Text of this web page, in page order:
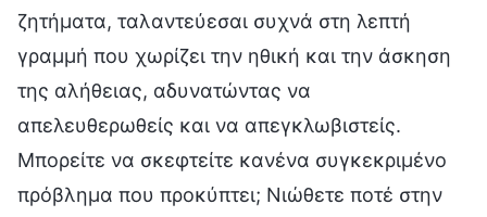
ζητήματα, ταλαντεύεσαι συχνά στη λεπτή
γραμμή που χωρίζει την ηθική και την άσκηση
της αλήθειας, αδυνατώντας να
απελευθερωθείς και να απεγκλωβιστείς.
Μπορείτε να σκεφτείτε κανένα συγκεκριμένο
πρόβλημα που προκύπτει; Νιώθετε ποτέ στην